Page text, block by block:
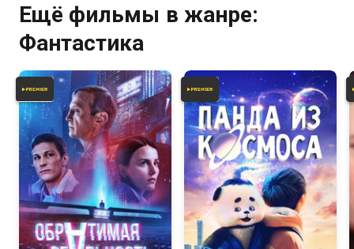
Ещё фильмы в жанре:
Фантастика